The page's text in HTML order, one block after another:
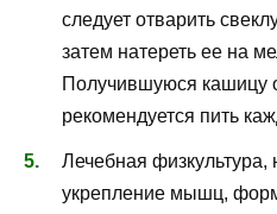
следует отварить
затем натереть ее на
Получившуюся кашицу
рекомендуется пить
Лечебная физкультура,
укрепление мышц,